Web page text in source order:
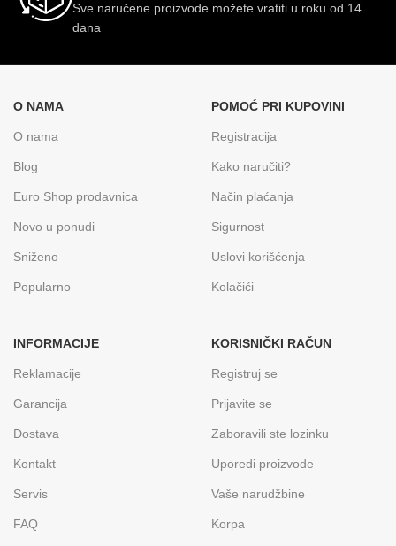
Sve naručene proizvode možete vratiti u roku od 14
dana
O NAMA
O nama
Blog
Euro Shop prodavnica
Novo u ponudi
Sniženo
Popularno
POMOĆ PRI KUPOVINI
Registracija
Kako naručiti?
Način plaćanja
Sigurnost
Uslovi korišćenja
Kolačići
INFORMACIJE
Reklamacije
Garancija
Dostava
Kontakt
Servis
FAQ
KORISNIČKI RAČUN
Registruj se
Prijavite se
Zaboravili ste lozinku
Uporedi proizvode
Vaše narudžbine
Korpa